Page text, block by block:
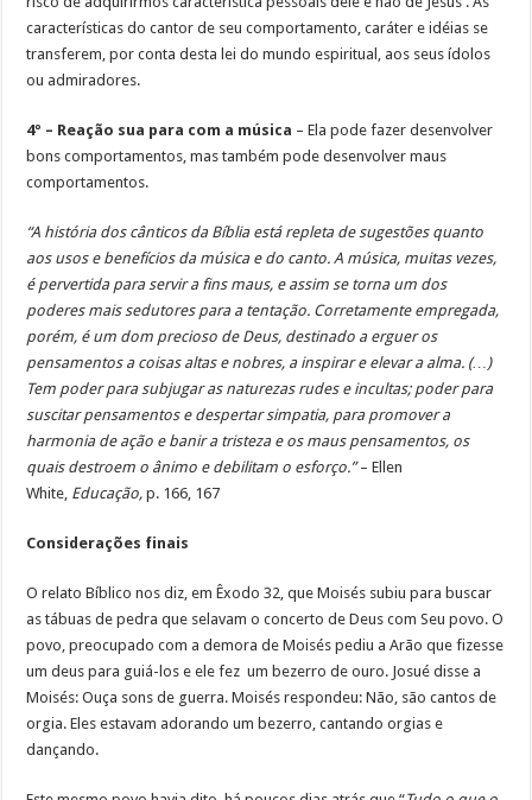
características do cantor de seu comportamento, caráter e idéias se
transferem, por conta desta lei do mundo espiritual, aos seus ídolos
ou admiradores.
4º – Reação sua para com a música – Ela pode fazer desenvolver
bons comportamentos, mas também pode desenvolver maus
comportamentos.
“A história dos cânticos da Bíblia está repleta de sugestões quanto
aos usos e benefícios da música e do canto. A música, muitas vezes,
é pervertida para servir a fins maus, e assim se torna um dos
poderes mais sedutores para a tentação. Corretamente empregada,
porém, é um dom precioso de Deus, destinado a erguer os
pensamentos a coisas altas e nobres, a inspirar e elevar a alma. (…)
Tem poder para subjugar as naturezas rudes e incultas; poder para
suscitar pensamentos e despertar simpatia, para promover a
harmonia de ação e banir a tristeza e os maus pensamentos, os
quais destroem o ânimo e debilitam o esforço.”– Ellen
White, Educação, p. 166, 167
Considerações finais
O relato Bíblico nos diz, em Êxodo 32, que Moisés subiu para buscar
as tábuas de pedra que selavam o concerto de Deus com Seu povo. O
povo, preocupado com a demora de Moisés pediu a Arão que fizesse
um deus para guiá-los e ele fez um bezerro de ouro. Josué disse a
Moisés: Ouça sons de guerra. Moisés respondeu: Não, são cantos de
orgia. Eles estavam adorando um bezerro, cantando orgias e
dançando.